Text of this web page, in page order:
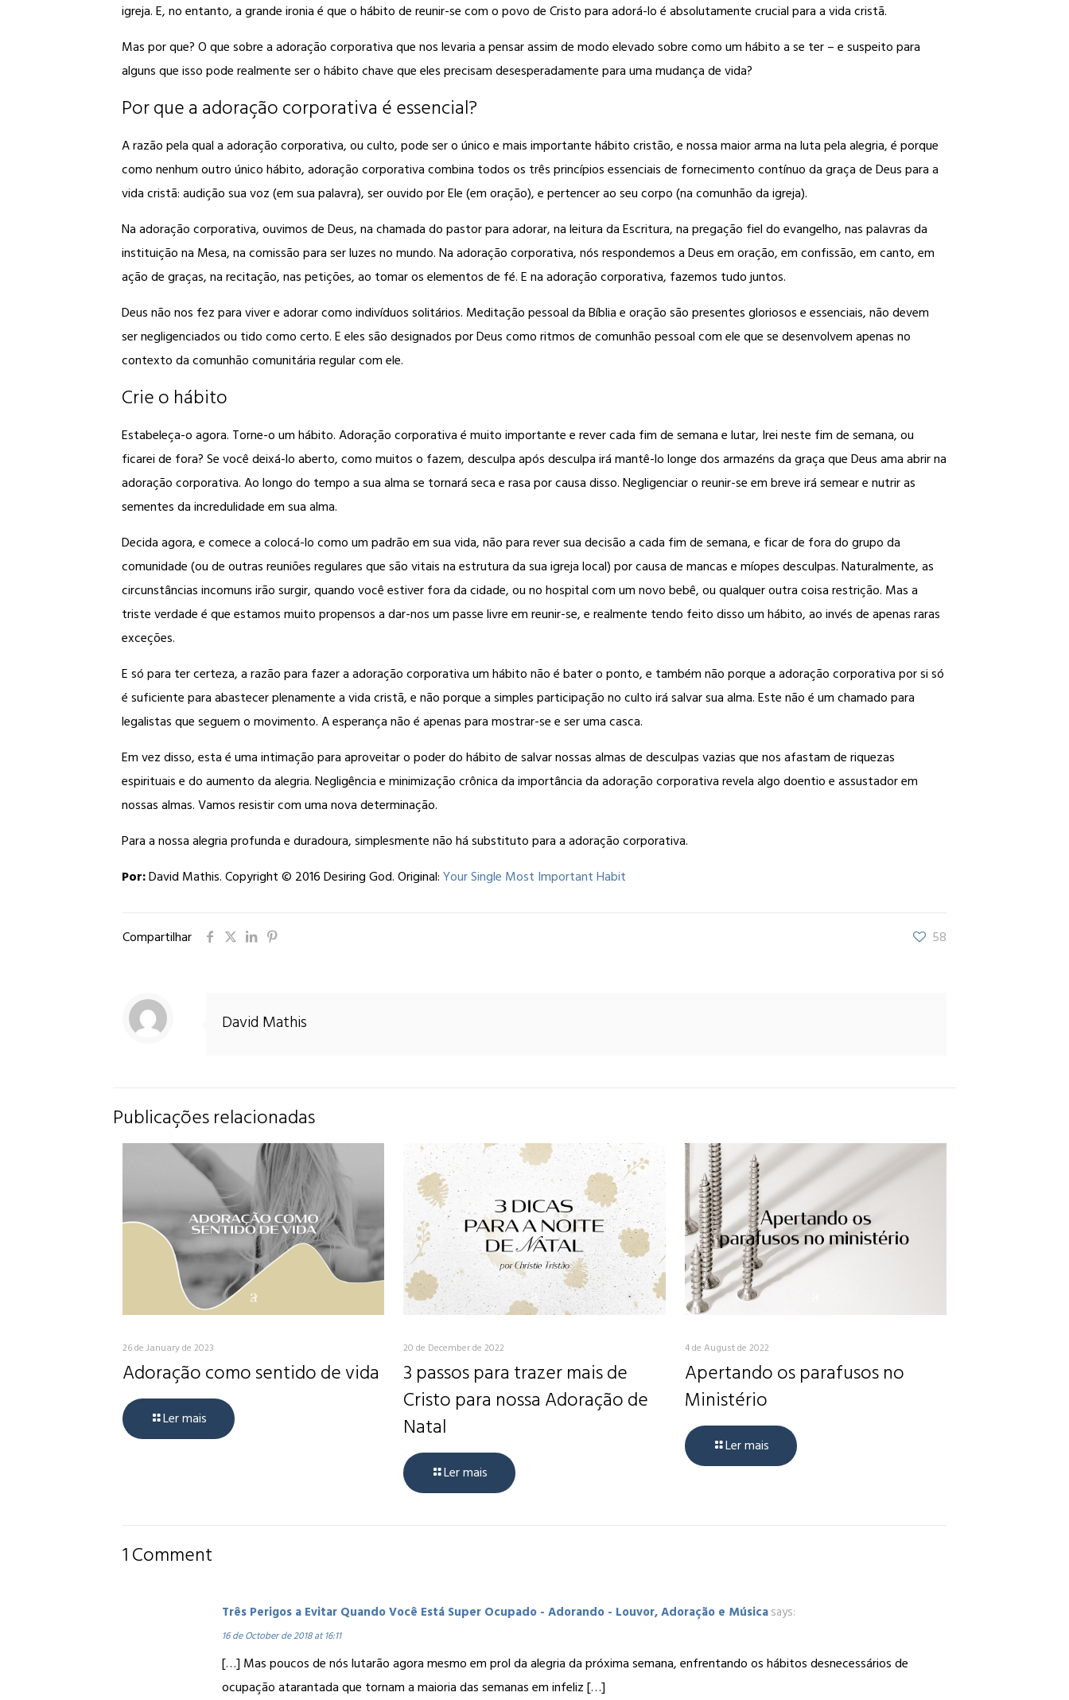
igreja. E, no entanto, a grande ironia é que o hábito de reunir-se com o povo de Cristo para adorá-lo é absolutamente crucial para a vida cristã.
Mas por que? O que sobre a adoração corporativa que nos levaria a pensar assim de modo elevado sobre como um hábito a se ter – e suspeito para
alguns que isso pode realmente ser o hábito chave que eles precisam desesperadamente para uma mudança de vida?
Por que a adoração corporativa é essencial?
A razão pela qual a adoração corporativa, ou culto, pode ser o único e mais importante hábito cristão, e nossa maior arma na luta pela alegria, é porque
como nenhum outro único hábito, adoração corporativa combina todos os três princípios essenciais de fornecimento contínuo da graça de Deus para a
vida cristã: audição sua voz (em sua palavra), ser ouvido por Ele (em oração), e pertencer ao seu corpo (na comunhão da igreja).
Na adoração corporativa, ouvimos de Deus, na chamada do pastor para adorar, na leitura da Escritura, na pregação fiel do evangelho, nas palavras da
instituição na Mesa, na comissão para ser luzes no mundo. Na adoração corporativa, nós respondemos a Deus em oração, em confissão, em canto, em
ação de graças, na recitação, nas petições, ao tomar os elementos de fé. E na adoração corporativa, fazemos tudo juntos.
Deus não nos fez para viver e adorar como indivíduos solitários. Meditação pessoal da Bíblia e oração são presentes gloriosos e essenciais, não devem
ser negligenciados ou tido como certo. E eles são designados por Deus como ritmos de comunhão pessoal com ele que se desenvolvem apenas no
contexto da comunhão comunitária regular com ele.
Crie o hábito
Estabeleça-o agora. Torne-o um hábito. Adoração corporativa é muito importante e rever cada fim de semana e lutar, Irei neste fim de semana, ou
ficarei de fora? Se você deixá-lo aberto, como muitos o fazem, desculpa após desculpa irá mantê-lo longe dos armazéns da graça que Deus ama abrir na
adoração corporativa. Ao longo do tempo a sua alma se tornará seca e rasa por causa disso. Negligenciar o reunir-se em breve irá semear e nutrir as
sementes da incredulidade em sua alma.
Decida agora, e comece a colocá-lo como um padrão em sua vida, não para rever sua decisão a cada fim de semana, e ficar de fora do grupo da
comunidade (ou de outras reuniões regulares que são vitais na estrutura da sua igreja local) por causa de mancas e míopes desculpas. Naturalmente, as
circunstâncias incomuns irão surgir, quando você estiver fora da cidade, ou no hospital com um novo bebê, ou qualquer outra coisa restrição. Mas a
triste verdade é que estamos muito propensos a dar-nos um passe livre em reunir-se, e realmente tendo feito disso um hábito, ao invés de apenas raras
exceções.
E só para ter certeza, a razão para fazer a adoração corporativa um hábito não é bater o ponto, e também não porque a adoração corporativa por si só
é suficiente para abastecer plenamente a vida cristã, e não porque a simples participação no culto irá salvar sua alma. Este não é um chamado para
legalistas que seguem o movimento. A esperança não é apenas para mostrar-se e ser uma casca.
Em vez disso, esta é uma intimação para aproveitar o poder do hábito de salvar nossas almas de desculpas vazias que nos afastam de riquezas
espirituais e do aumento da alegria. Negligência e minimização crônica da importância da adoração corporativa revela algo doentio e assustador em
nossas almas. Vamos resistir com uma nova determinação.
Para a nossa alegria profunda e duradoura, simplesmente não há substituto para a adoração corporativa.
Por:David Mathis. Copyright © 2016 Desiring God. Original:Your Single Most Important Habit
Compartilhar 58
David Mathis
Publicações relacionadas
26 de January de 2023
Adoração como sentido de vida
Ler mais
20 de December de 2022
3 passos para trazer mais de
Cristo para nossa Adoração de
Natal
Ler mais
4 de August de 2022
Apertando os parafusos no
Ministério
Ler mais
1 Comment
Três Perigos a Evitar Quando Você Está Super Ocupado - Adorando - Louvor, Adoração e Músicasays:
16 de October de 2018 at 16:11
[…] Mas poucos de nós lutarão agora mesmo em prol da alegria da próxima semana, enfrentando os hábitos desnecessários de
ocupação atarantada que tornam a maioria das semanas em infeliz […]